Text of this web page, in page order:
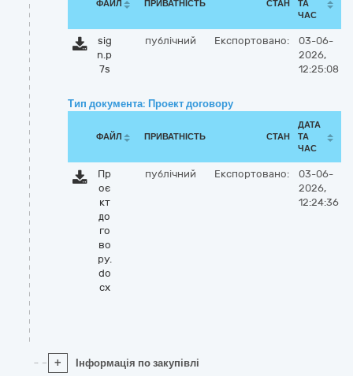
ФАЙЛ ПРИВАТНІСТЬ СТАН
ТА
ЧАС
sig
n.p
7s
публічний Експортовано:
03-06-
2026,
12:25:08
Тип документа: Проект договору
ФАЙЛ ПРИВАТНІСТЬ СТАН
ДАТА
ТА
ЧАС
Пр
оє
кт
до
го
во
ру.
do
cx
публічний Експортовано:
03-06-
2026,
12:24:36
+ Інформація по закупівлі